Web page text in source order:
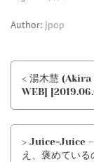
Author: jpop
< 湯木慧 (Akira
WEB]
> Juice=Juice
え、褒めてい